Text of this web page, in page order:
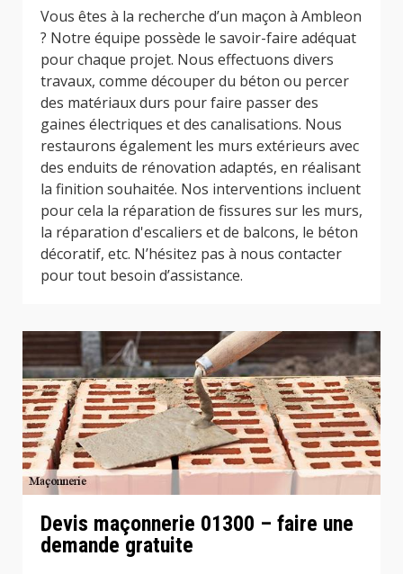
Vous êtes à la recherche d’un maçon à Ambleon
? Notre équipe possède le savoir-faire adéquat
pour chaque projet. Nous effectuons divers
travaux, comme découper du béton ou percer
des matériaux durs pour faire passer des
gaines électriques et des canalisations. Nous
restaurons également les murs extérieurs avec
des enduits de rénovation adaptés, en réalisant
la finition souhaitée. Nos interventions incluent
pour cela la réparation de fissures sur les murs,
la réparation d'escaliers et de balcons, le béton
décoratif, etc. N’hésitez pas à nous contacter
pour tout besoin d’assistance.
Devis maçonnerie 01300 – faire une
demande gratuite